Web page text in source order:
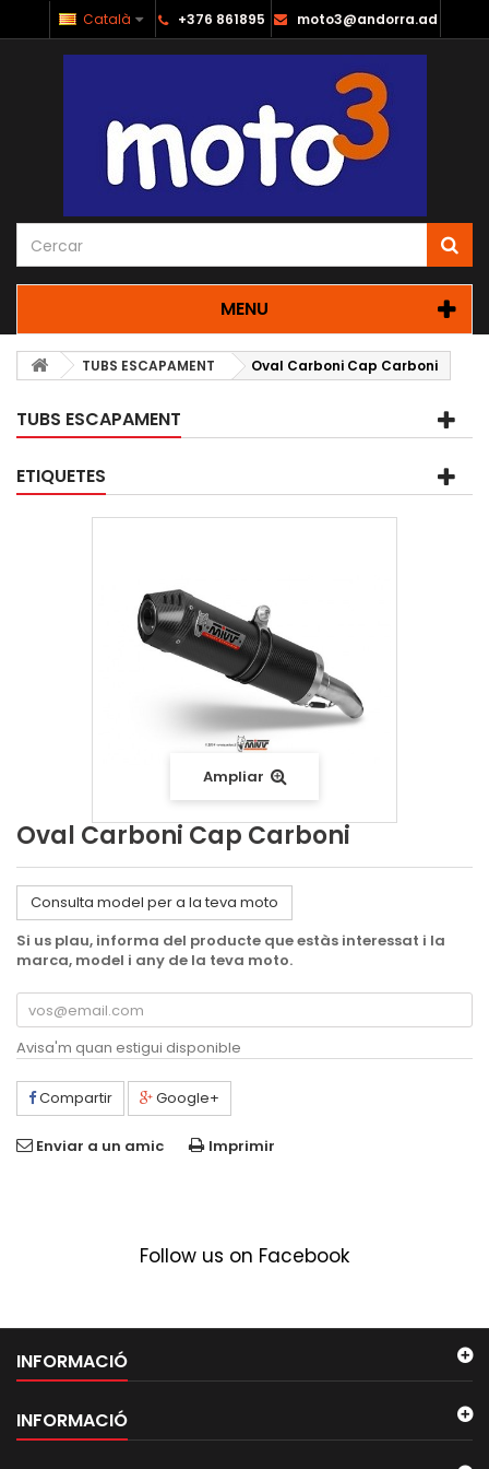
Català +376 861895 moto3@andorra.ad
MENU
TUBS ESCAPAMENT Oval Carboni Cap Carboni
TUBS ESCAPAMENT
ETIQUETES
Ampliar
Oval Carboni Cap Carboni
Consulta model per a la teva moto
Si us plau, informa del producte que estàs interessat i la
marca, model i any de la teva moto.
Avisa'm quan estigui disponible
Compartir Google+
Enviar a un amic Imprimir
Follow us on Facebook
INFORMACIÓ
INFORMACIÓ